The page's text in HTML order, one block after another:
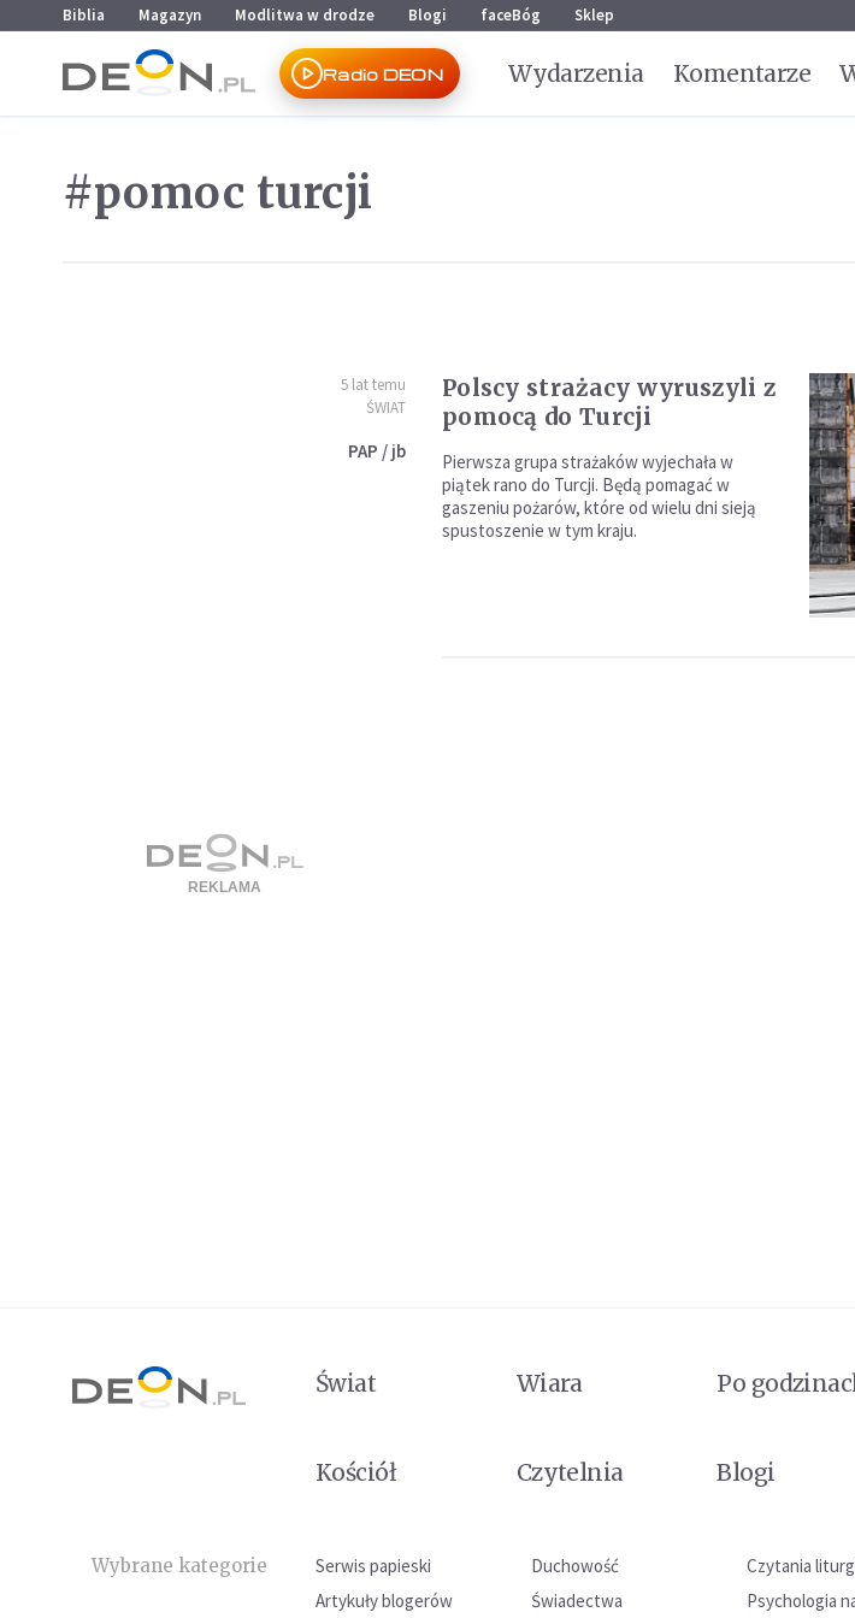
Przejdź do menu głównego
Przejdź do treści
Biblia Magazyn Modlitwa w drodze Blogi faceBóg Sklep
Radio DEON Wydarzenia Komentarze
#pomoc turcji
5 lat temu
ŚWIAT
PAP / jb
Polscy strażacy wyruszyli z
pomocą do Turcji
Pierwsza grupa strażaków wyjechała w
piątek rano do Turcji. Będą pomagać w
gaszeniu pożarów, które od wielu dni sieją
spustoszenie w tym kraju.
Świat Wiara Po
Kościół
Czytelnia Blogi
Wybrane kategorie Serwis papieski Duchowość Czytania
Artykuły blogerów
Świadectwa Psychologia